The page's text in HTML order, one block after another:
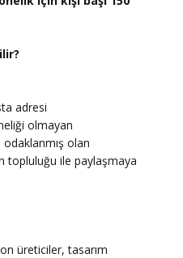
adresi
olmayan
olan
topluluğu ile paylaşmaya
üreticiler, tasarım